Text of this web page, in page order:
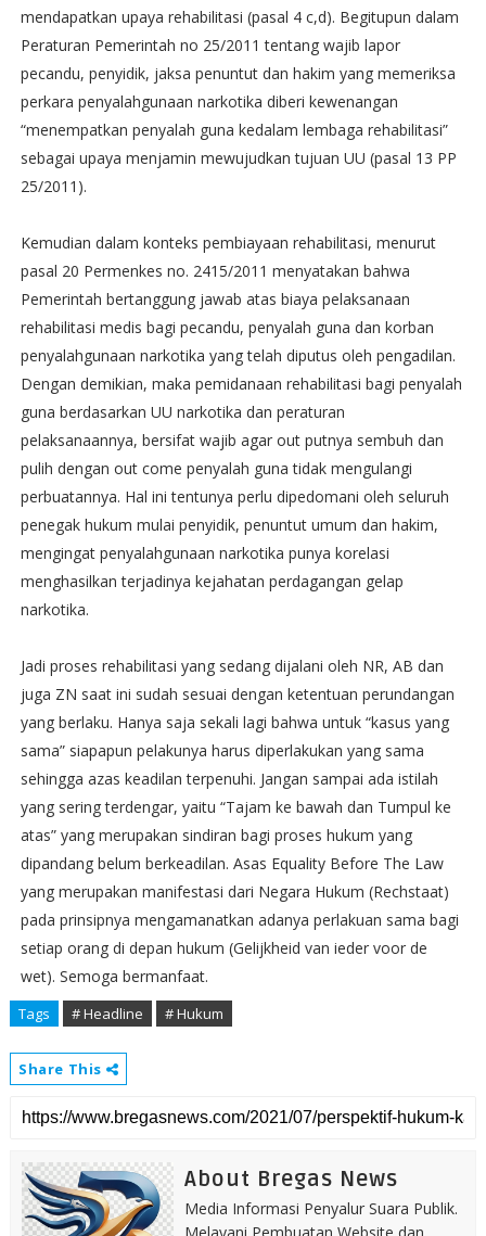
mendapatkan upaya rehabilitasi (pasal 4 c,d). Begitupun dalam
Peraturan Pemerintah no 25/2011 tentang wajib lapor
pecandu, penyidik, jaksa penuntut dan hakim yang memeriksa
perkara penyalahgunaan narkotika diberi kewenangan
“menempatkan penyalah guna kedalam lembaga rehabilitasi”
sebagai upaya menjamin mewujudkan tujuan UU (pasal 13 PP
25/2011).
Kemudian dalam konteks pembiayaan rehabilitasi, menurut
pasal 20 Permenkes no. 2415/2011 menyatakan bahwa
Pemerintah bertanggung jawab atas biaya pelaksanaan
rehabilitasi medis bagi pecandu, penyalah guna dan korban
penyalahgunaan narkotika yang telah diputus oleh pengadilan.
Dengan demikian, maka pemidanaan rehabilitasi bagi penyalah
guna berdasarkan UU narkotika dan peraturan
pelaksanaannya, bersifat wajib agar out putnya sembuh dan
pulih dengan out come penyalah guna tidak mengulangi
perbuatannya. Hal ini tentunya perlu dipedomani oleh seluruh
penegak hukum mulai penyidik, penuntut umum dan hakim,
mengingat penyalahgunaan narkotika punya korelasi
menghasilkan terjadinya kejahatan perdagangan gelap
narkotika.
Jadi proses rehabilitasi yang sedang dijalani oleh NR, AB dan
juga ZN saat ini sudah sesuai dengan ketentuan perundangan
yang berlaku. Hanya saja sekali lagi bahwa untuk “kasus yang
sama” siapapun pelakunya harus diperlakukan yang sama
sehingga azas keadilan terpenuhi. Jangan sampai ada istilah
yang sering terdengar, yaitu “Tajam ke bawah dan Tumpul ke
atas” yang merupakan sindiran bagi proses hukum yang
dipandang belum berkeadilan. Asas Equality Before The Law
yang merupakan manifestasi dari Negara Hukum (Rechstaat)
pada prinsipnya mengamanatkan adanya perlakuan sama bagi
setiap orang di depan hukum (Gelijkheid van ieder voor de
wet). Semoga bermanfaat.
Tags # Headline # Hukum
Share This
About Bregas News
Media Informasi Penyalur Suara Publik.